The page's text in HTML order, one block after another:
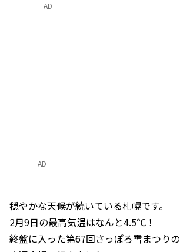
AD
穏やかな天候が続いている札幌です。
2月9日の最高気温はなんと4.5℃！
終盤に入った第67回さっぽろ雪まつりの
AD